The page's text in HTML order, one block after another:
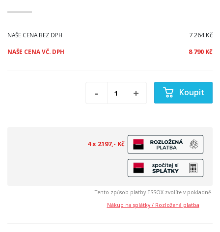
NAŠE CENA BEZ DPH 7 264 Kč
NAŠE CENA VČ. DPH 8 790 Kč
Koupit
4 x 2197,- Kč
Tento způsob platby ESSOX zvolíte v pokladně.
Nákup na splátky / Rozložená platba